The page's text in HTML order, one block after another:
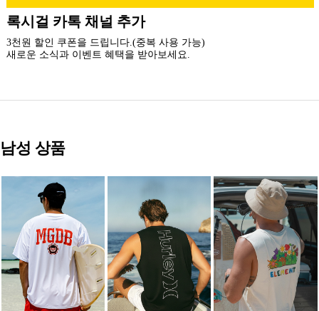
더 가까운 쇼핑, 록시걸 모바일 앱
빠른쇼핑! 간편결제! 모바일에 딱 맞춘 쇼핑 앱
지금 설치하고 추가 할인 받아 가세요.
남성 상품